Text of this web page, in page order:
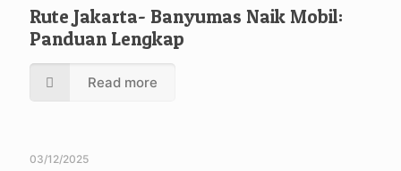
Rute Jakarta- Banyumas Naik Mobil:
Panduan Lengkap
Read more
03/12/2025